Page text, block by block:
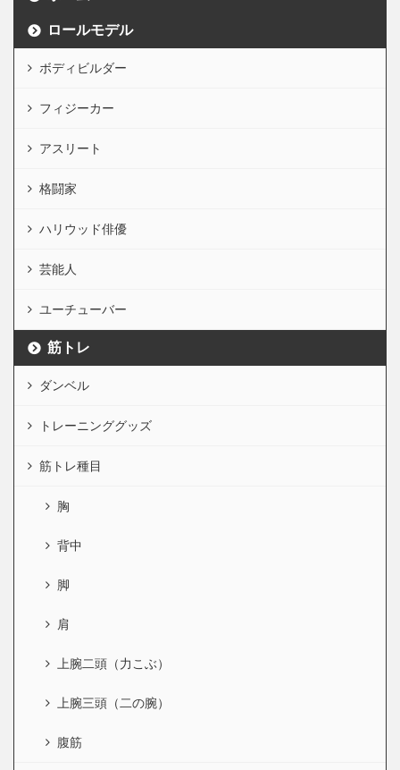
ロールモデル
ボディビルダー
フィジーカー
アスリート
格闘家
ハリウッド俳優
芸能人
ユーチューバー
筋トレ
ダンベル
トレーニンググッズ
筋トレ種目
胸
背中
脚
肩
上腕二頭（力こぶ）
上腕三頭（二の腕）
腹筋